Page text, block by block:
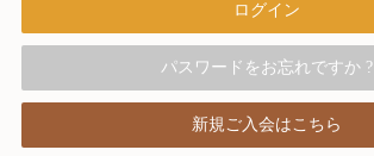
パスワードをお忘れですか ?
新規ご入会はこちら